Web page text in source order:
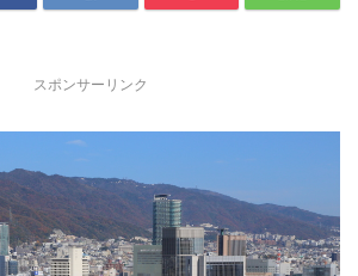
スポンサーリンク